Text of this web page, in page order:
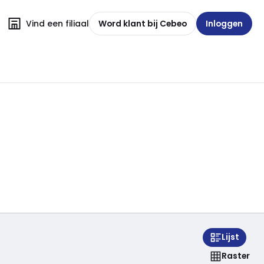
Vind een filiaal Word klant bij Cebeo Inloggen
Lijst
Raster